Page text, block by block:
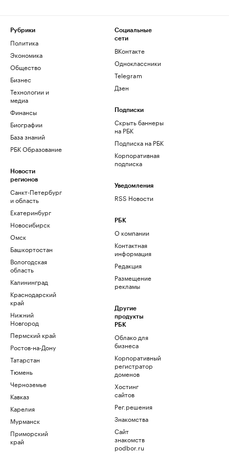
Рубрики
Политика
Экономика
Общество
Бизнес
Технологии и
медиа
Финансы
Биографии
База знаний
РБК Образование
Новости
регионов
Санкт-Петербург
и область
Екатеринбург
Новосибирск
Омск
Башкортостан
Вологодская
область
Калининград
Краснодарский
край
Нижний
Новгород
Пермский край
Ростов-на-Дону
Татарстан
Тюмень
Черноземье
Кавказ
Карелия
Мурманск
Приморский
край
Социальные
сети
ВКонтакте
Одноклассники
Telegram
Дзен
Подписки
Скрыть баннеры
на РБК
Подписка на РБК
Корпоративная
подписка
Уведомления
RSS Новости
РБК
О компании
Контактная
информация
Редакция
Размещение
рекламы
Другие
продукты
РБК
Облако для
бизнеса
Корпоративный
регистратор
доменов
Хостинг
сайтов
Рег.решения
Знакомства
Сайт
знакомств
podbor.ru